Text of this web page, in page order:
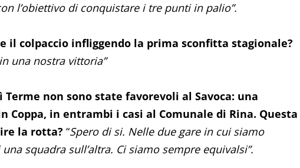
l’obiettivo di conquistare i tre punti in palio”.
il colpaccio infliggendo la prima sconfitta stagionale?
una nostra vittoria”
non sono state favorevoli al Savoca: una
Coppa, in entrambi i casi al Comunale di Rina. Questa
la rotta? “Spero di si. Nelle due gare in cui siamo
squadra sull’altra. Ci siamo sempre equivalsi”.